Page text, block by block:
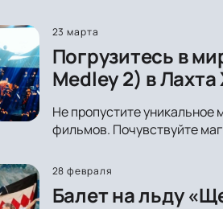
23 марта
Погрузитесь в
Medley 2) в
Не пропустите уникальное
фильмов. Почувствуйте
28 февраля
Балет на льду